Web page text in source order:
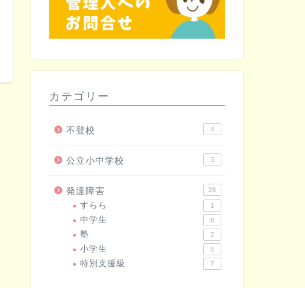
カテゴリー
不登校 4
公立小中学校 3
発達障害 28
すらら 1
中学生 8
塾 2
小学生 5
特別支援級 7